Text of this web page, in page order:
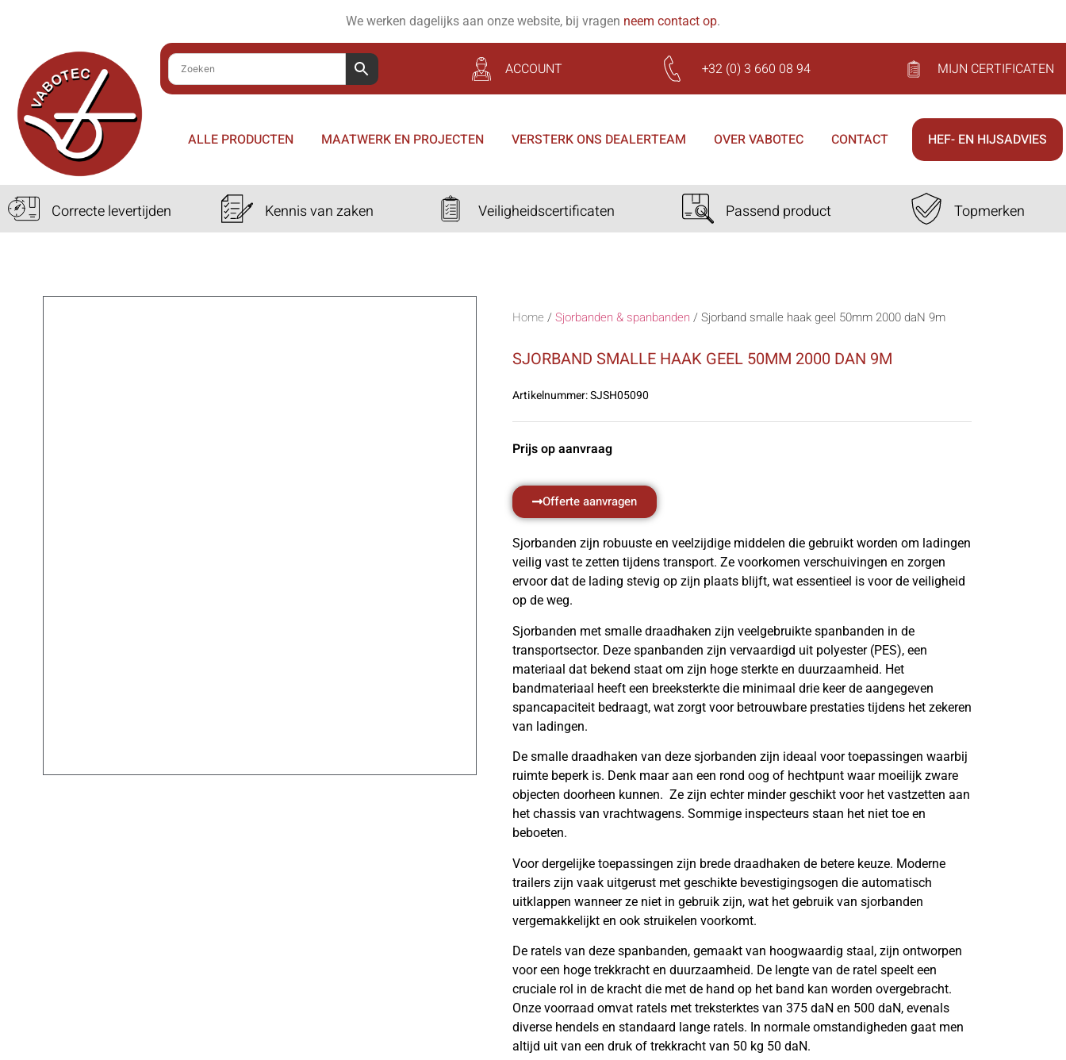
We werken dagelijks aan onze website, bij vragen neem contact op.
ACCOUNT +32 (0) 3 660 08 94 MIJN CERTIFICATEN
ALLE PRODUCTEN MAATWERK EN PROJECTEN VERSTERK ONS DEALERTEAM OVER VABOTEC CONTACT HEF- EN HIJSADVIES
Correcte levertijden Kennis van zaken Veiligheidscertificaten Passend product Topmerken
Home /Sjorbanden & spanbanden /Sjorband smalle haak geel 50mm 2000 daN 9m
SJORBAND SMALLE HAAK GEEL 50MM 2000 DAN 9M
Artikelnummer:SJSH05090
Prijs op aanvraag
Offerte aanvragen
Sjorbanden zijn robuuste en veelzijdige middelen die gebruikt worden om ladingen
veilig vast te zetten tijdens transport. Ze voorkomen verschuivingen en zorgen
ervoor dat de lading stevig op zijn plaats blijft, wat essentieel is voor de veiligheid
op de weg.
Sjorbanden met smalle draadhaken zijn veelgebruikte spanbanden in de
transportsector. Deze spanbanden zijn vervaardigd uit polyester (PES), een
materiaal dat bekend staat om zijn hoge sterkte en duurzaamheid. Het
bandmateriaal heeft een breeksterkte die minimaal drie keer de aangegeven
spancapaciteit bedraagt, wat zorgt voor betrouwbare prestaties tijdens het zekeren
van ladingen.
De smalle draadhaken van deze sjorbanden zijn ideaal voor toepassingen waarbij
ruimte beperk is. Denk maar aan een rond oog of hechtpunt waar moeilijk zware
objecten doorheen kunnen. Ze zijn echter minder geschikt voor het vastzetten aan
het chassis van vrachtwagens. Sommige inspecteurs staan het niet toe en
beboeten.
Voor dergelijke toepassingen zijn brede draadhaken de betere keuze. Moderne
trailers zijn vaak uitgerust met geschikte bevestigingsogen die automatisch
uitklappen wanneer ze niet in gebruik zijn, wat het gebruik van sjorbanden
vergemakkelijkt en ook struikelen voorkomt.
De ratels van deze spanbanden, gemaakt van hoogwaardig staal, zijn ontworpen
voor een hoge trekkracht en duurzaamheid. De lengte van de ratel speelt een
cruciale rol in de kracht die met de hand op het band kan worden overgebracht.
Onze voorraad omvat ratels met treksterktes van 375 daN en 500 daN, evenals
diverse hendels en standaard lange ratels. In normale omstandigheden gaat men
altijd uit van een druk of trekkracht van 50 kg 50 daN.